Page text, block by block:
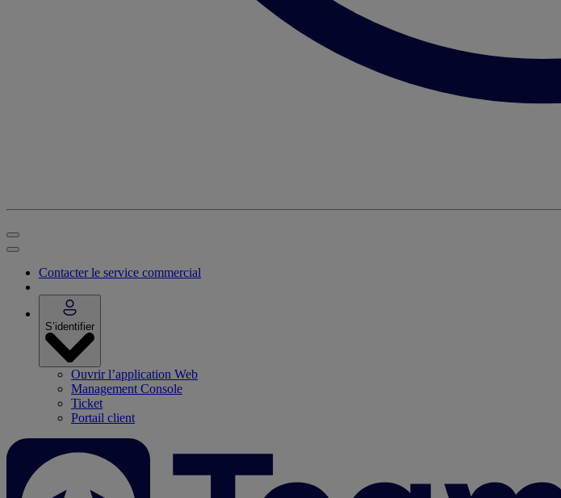
Contacter le service commercial
S’identifier
Ouvrir l’application Web
Management Console
Ticket
Portail client